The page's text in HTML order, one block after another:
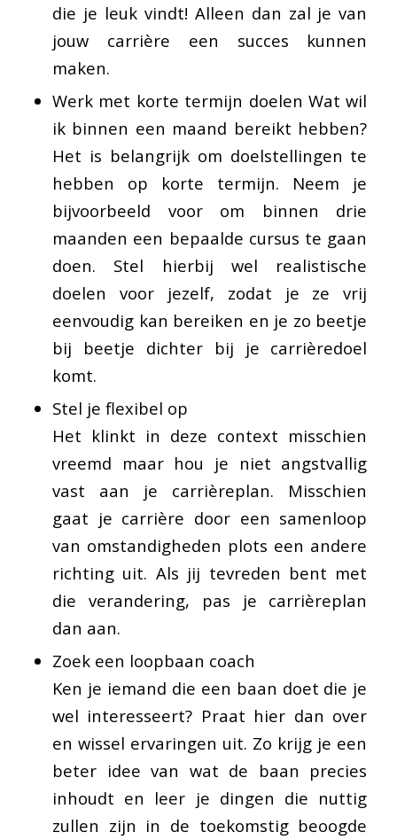
die je leuk vindt! Alleen dan zal je van
jouw carrière een succes kunnen
maken.
Werk met korte termijn doelen Wat wil
ik binnen een maand bereikt hebben?
Het is belangrijk om doelstellingen te
hebben op korte termijn. Neem je
bijvoorbeeld voor om binnen drie
maanden een bepaalde cursus te gaan
doen. Stel hierbij wel realistische
doelen voor jezelf, zodat je ze vrij
eenvoudig kan bereiken en je zo beetje
bij beetje dichter bij je carrièredoel
komt.
Stel je flexibel op
Het klinkt in deze context misschien
vreemd maar hou je niet angstvallig
vast aan je carrièreplan. Misschien
gaat je carrière door een samenloop
van omstandigheden plots een andere
richting uit. Als jij tevreden bent met
die verandering, pas je carrièreplan
dan aan.
Zoek een loopbaan coach
Ken je iemand die een baan doet die je
wel interesseert? Praat hier dan over
en wissel ervaringen uit. Zo krijg je een
beter idee van wat de baan precies
inhoudt en leer je dingen die nuttig
zullen zijn in de toekomstig beoogde